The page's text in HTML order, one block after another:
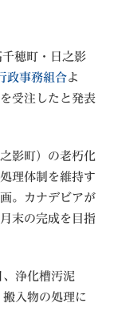
穂町・日之影
政事務組合よ
受注したと発表
影町）の老朽化
理体制を維持す
。カナデビアが
末の完成を目指
浄化槽汚泥
入物の処理に